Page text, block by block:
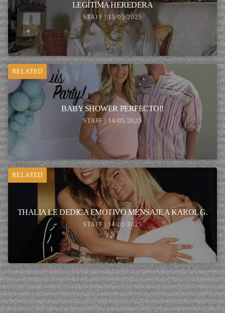
LEGÍTIMA HEREDERA
STAFF | 15/05/2025
RELATED
BABY SHOWER PERFECTO!!
STAFF | 14/05/2025
RELATED
THALIA LE DEDICA EMOTIVO MENSAJE A KAROL G.
STAFF | 14/05/2025